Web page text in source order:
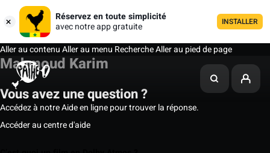
Réservez en toute simplicité
avec notre app gratuite
INSTALLER
Aller au contenuAller au menu RechercheAller au pied de page
Mahmoud Karim
Vous avez une question ?
Accédez à notre Aide en ligne pour trouver la réponse.
Accéder au centre d'aide